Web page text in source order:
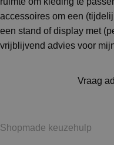
accessoires om een
een stand of display met
vrijblijvend advies voor
Vraag
Shopmade keuzehulp